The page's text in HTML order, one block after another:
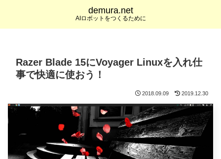
demura.net
AIロボットをつくるために
Razer Blade 15にVoyager Linuxを入れ仕
事で快適に使おう！
2018.09.09 2019.12.30